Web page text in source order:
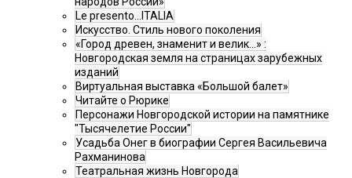
Le presento...ITALIA
Искусство. Стиль нового поколения
«Город древен, знаменит и велик…» :
Новгородская земля на страницах зарубежных
изданий
Виртуальная выставка «Большой балет»
Читайте о Рюрике
Персонажи Новгородской истории на памятнике
"Тысячелетие России"
Усадьба Онег в биографии Сергея Васильевича
Рахманинова
Театральная жизнь Новгорода